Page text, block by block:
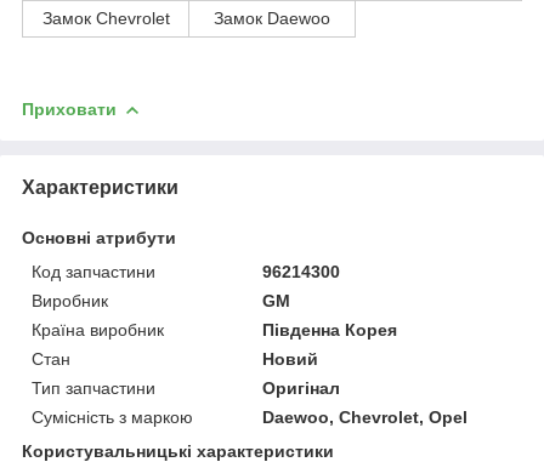
Замок Chevrolet
Замок Daewoo
Приховати
Характеристики
Основні атрибути
Код запчастини
96214300
Виробник
GM
Країна виробник
Південна Корея
Стан
Новий
Тип запчастини
Оригінал
Сумісність з маркою
Daewoo, Chevrolet, Opel
Користувальницькі характеристики